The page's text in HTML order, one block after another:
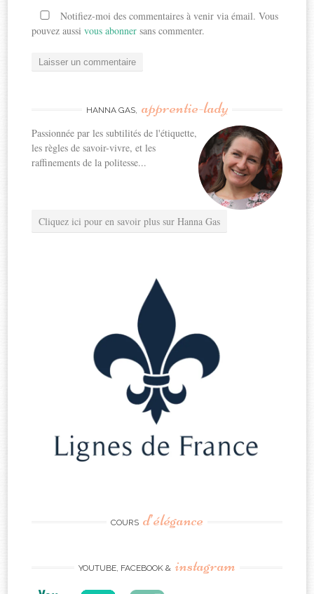
Notifiez-moi des commentaires à venir via émail. Vous
pouvez aussivous abonner sans commenter.
HANNA GAS, apprentie-lady
Passionnée par les subtilités de l'étiquette,
les règles de savoir-vivre, et les
raffinements de la politesse...
Cliquez ici pour en savoir plus sur Hanna Gas
COURS d’élégance
YOUTUBE, FACEBOOK & instagram